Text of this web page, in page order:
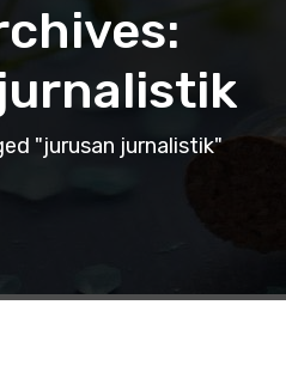
"jurusan jurnalistik"